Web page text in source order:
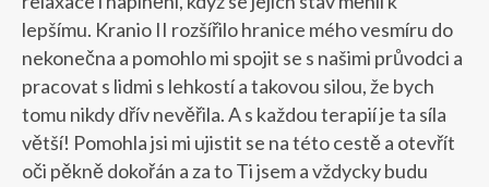
lepšímu. Kranio II rozšířilo hranice mého vesmíru do
nekonečna a pomohlo mi spojit se s našimi průvodci a
pracovat s lidmi s lehkostí a takovou silou, že bych
tomu nikdy dřív nevěřila. A s každou terapií je ta síla
větší! Pomohla jsi mi ujistit se na této cestě a otevřít
oči pěkně dokořán a za to Ti jsem a vždycky budu